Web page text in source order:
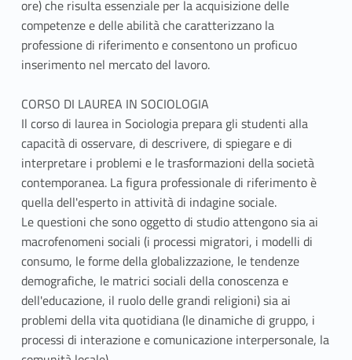
ore) che risulta essenziale per la acquisizione delle
competenze e delle abilità che caratterizzano la
professione di riferimento e consentono un proficuo
inserimento nel mercato del lavoro.
CORSO DI LAUREA IN SOCIOLOGIA
Il corso di laurea in Sociologia prepara gli studenti alla
capacità di osservare, di descrivere, di spiegare e di
interpretare i problemi e le trasformazioni della società
contemporanea. La figura professionale di riferimento è
quella dell'esperto in attività di indagine sociale.
Le questioni che sono oggetto di studio attengono sia ai
macrofenomeni sociali (i processi migratori, i modelli di
consumo, le forme della globalizzazione, le tendenze
demografiche, le matrici sociali della conoscenza e
dell'educazione, il ruolo delle grandi religioni) sia ai
problemi della vita quotidiana (le dinamiche di gruppo, i
processi di interazione e comunicazione interpersonale, la